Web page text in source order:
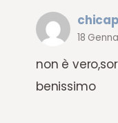
18
non è
benissimo